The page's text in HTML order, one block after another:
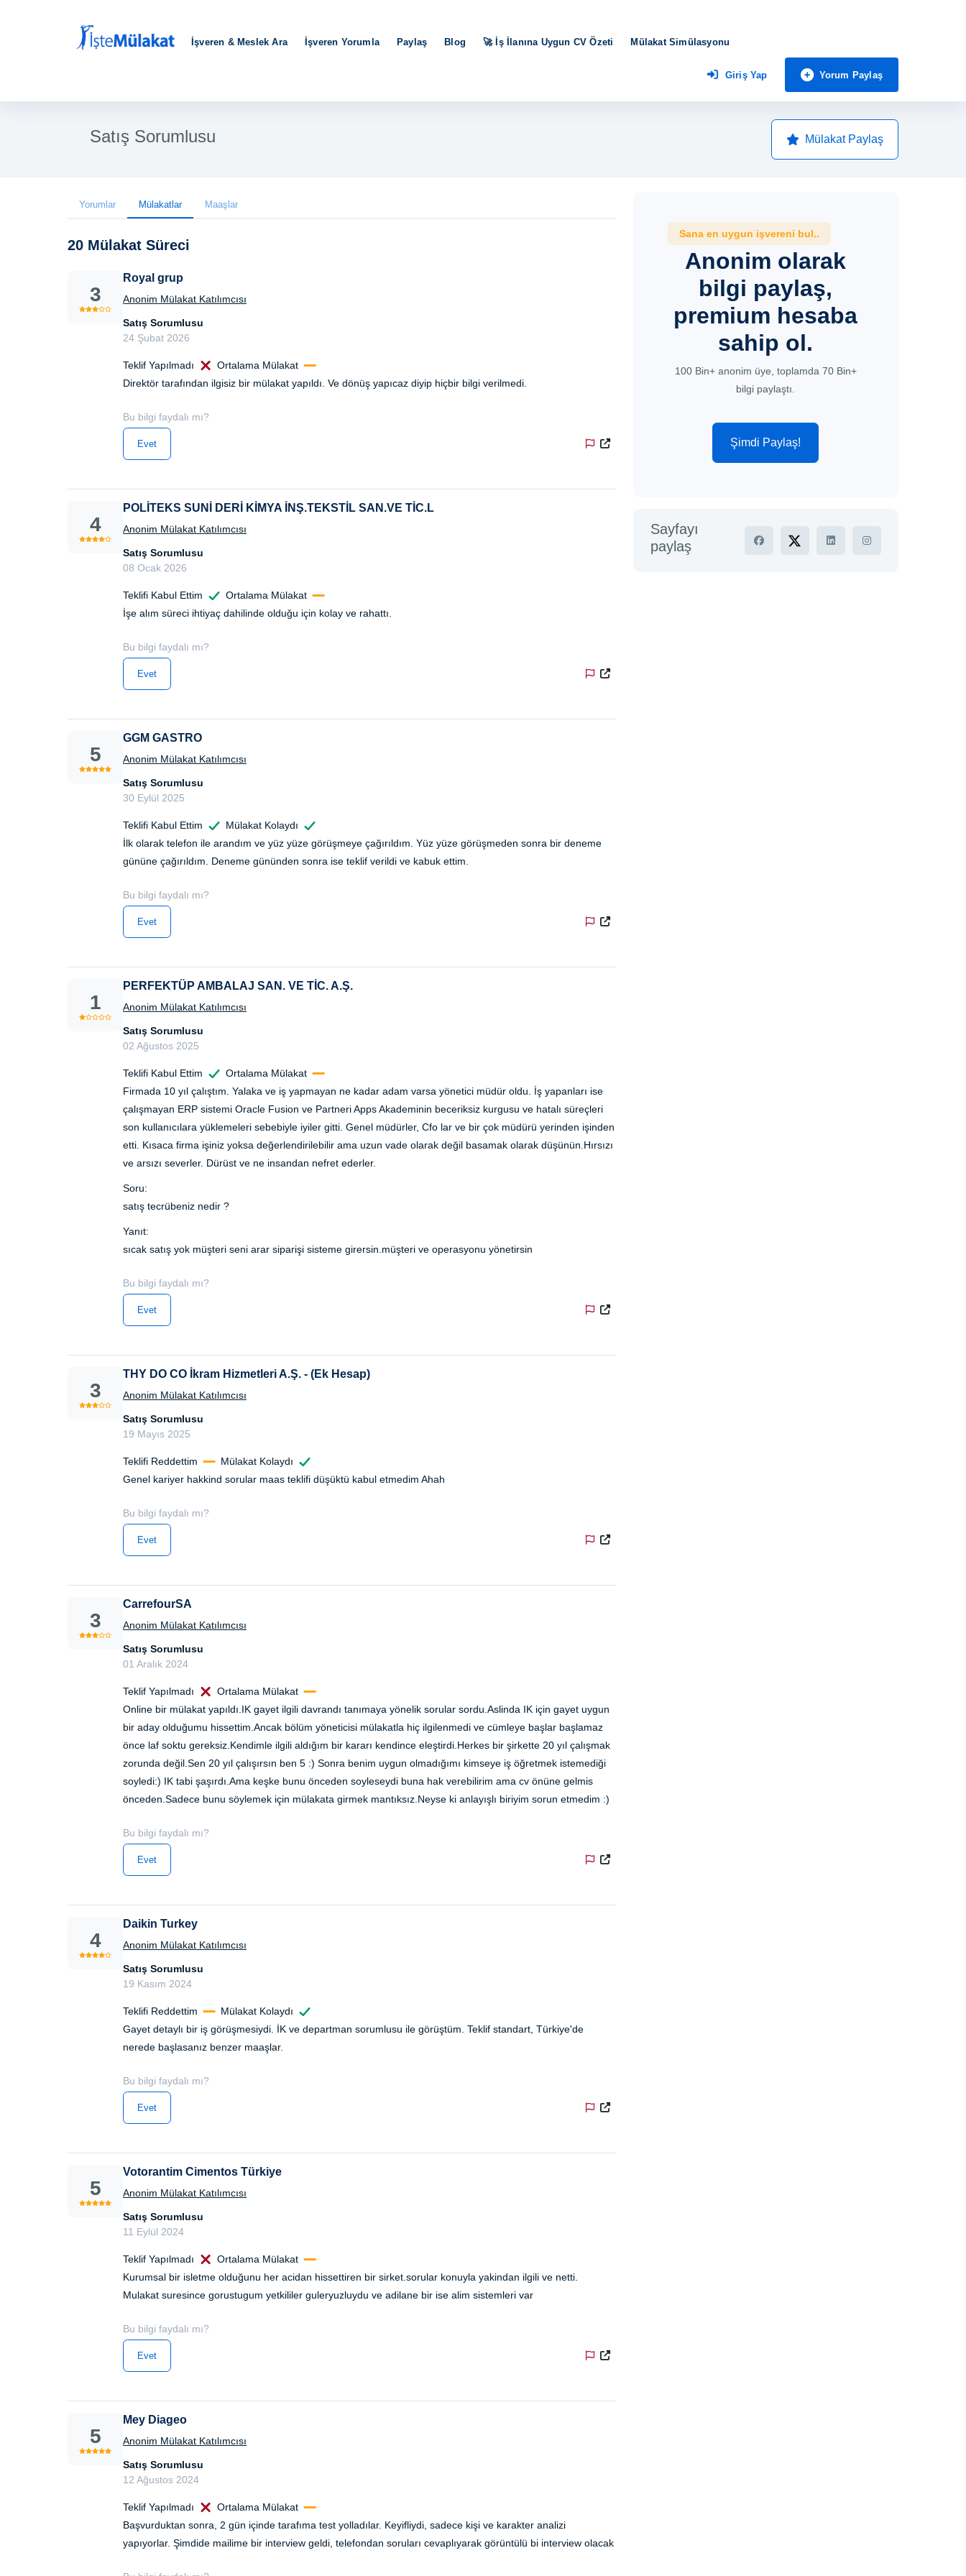
İşveren & Meslek Ara İşveren Yorumla Paylaş Blog 🚀 İş İlanına Uygun CV Özeti Mülakat Simülasyonu
Giriş Yap Yorum Paylaş
Satış Sorumlusu Mülakat Paylaş
Yorumlar Mülakatlar Maaşlar
20 Mülakat Süreci
3
Royal grup
Anonim Mülakat Katılımcısı
Satış Sorumlusu
24 Şubat 2026
Teklif Yapılmadı
Ortalama Mülakat
Direktör tarafından ilgisiz bir mülakat yapıldı. Ve dönüş yapıcaz diyip hiçbir bilgi verilmedi.
Bu bilgi faydalı mı?
Evet
4
POLİTEKS SUNİ DERİ KİMYA İNŞ.TEKSTİL SAN.VE TİC.L
Anonim Mülakat Katılımcısı
Satış Sorumlusu
08 Ocak 2026
Teklifi Kabul Ettim
Ortalama Mülakat
İşe alım süreci ihtiyaç dahilinde olduğu için kolay ve rahattı.
Bu bilgi faydalı mı?
Evet
5
GGM GASTRO
Anonim Mülakat Katılımcısı
Satış Sorumlusu
30 Eylül 2025
Teklifi Kabul Ettim
Mülakat Kolaydı
İlk olarak telefon ile arandım ve yüz yüze görüşmeye çağırıldım. Yüz yüze görüşmeden sonra bir deneme
gününe çağırıldım. Deneme gününden sonra ise teklif verildi ve kabuk ettim.
Bu bilgi faydalı mı?
Evet
1
PERFEKTÜP AMBALAJ SAN. VE TİC. A.Ş.
Anonim Mülakat Katılımcısı
Satış Sorumlusu
02 Ağustos 2025
Teklifi Kabul Ettim
Ortalama Mülakat
Firmada 10 yıl çalıştım. Yalaka ve iş yapmayan ne kadar adam varsa yönetici müdür oldu. İş yapanları ise
çalışmayan ERP sistemi Oracle Fusion ve Partneri Apps Akademinin beceriksiz kurgusu ve hatalı süreçleri
son kullanıcılara yüklemeleri sebebiyle iyiler gitti. Genel müdürler, Cfo lar ve bir çok müdürü yerinden işinden
etti. Kısaca firma işiniz yoksa değerlendirilebilir ama uzun vade olarak değil basamak olarak düşünün.Hırsızı
ve arsızı severler. Dürüst ve ne insandan nefret ederler.
Soru:
satış tecrübeniz nedir ?
Yanıt:
sıcak satış yok müşteri seni arar siparişi sisteme girersin.müşteri ve operasyonu yönetirsin
Bu bilgi faydalı mı?
Evet
3
THY DO CO İkram Hizmetleri A.Ş. - (Ek Hesap)
Anonim Mülakat Katılımcısı
Satış Sorumlusu
19 Mayıs 2025
Teklifi Reddettim
Mülakat Kolaydı
Genel kariyer hakkind sorular maas teklifi düşüktü kabul etmedim Ahah
Bu bilgi faydalı mı?
Evet
3
CarrefourSA
Anonim Mülakat Katılımcısı
Satış Sorumlusu
01 Aralık 2024
Teklif Yapılmadı
Ortalama Mülakat
Online bir mülakat yapıldı.IK gayet ilgili davrandı tanımaya yönelik sorular sordu.Aslinda IK için gayet uygun
bir aday olduğumu hissettim.Ancak bölüm yöneticisi mülakatla hiç ilgilenmedi ve cümleye başlar başlamaz
önce laf soktu gereksiz.Kendimle ilgili aldığım bir kararı kendince eleştirdi.Herkes bir şirkette 20 yıl çalışmak
zorunda değil.Sen 20 yıl çalışırsın ben 5 :) Sonra benim uygun olmadığımı kimseye iş öğretmek istemediği
soyledi:) IK tabi şaşırdı.Ama keşke bunu önceden soyleseydi buna hak verebilirim ama cv önüne gelmis
önceden.Sadece bunu söylemek için mülakata girmek mantıksız.Neyse ki anlayışlı biriyim sorun etmedim :)
Bu bilgi faydalı mı?
Evet
4
Daikin Turkey
Anonim Mülakat Katılımcısı
Satış Sorumlusu
19 Kasım 2024
Teklifi Reddettim
Mülakat Kolaydı
Gayet detaylı bir iş görüşmesiydi. İK ve departman sorumlusu ile görüştüm. Teklif standart, Türkiye'de
nerede başlasanız benzer maaşlar.
Bu bilgi faydalı mı?
Evet
5
Votorantim Cimentos Türkiye
Anonim Mülakat Katılımcısı
Satış Sorumlusu
11 Eylül 2024
Teklif Yapılmadı
Ortalama Mülakat
Kurumsal bir isletme olduğunu her acidan hissettiren bir sirket.sorular konuyla yakindan ilgili ve netti.
Mulakat suresince gorustugum yetkililer guleryuzluydu ve adilane bir ise alim sistemleri var
Bu bilgi faydalı mı?
Evet
5
Mey Diageo
Anonim Mülakat Katılımcısı
Satış Sorumlusu
12 Ağustos 2024
Teklif Yapılmadı
Ortalama Mülakat
Başvurduktan sonra, 2 gün içinde tarafıma test yolladılar. Keyifliydi, sadece kişi ve karakter analizi
yapıyorlar. Şimdide mailime bir interview geldi, telefondan soruları cevaplıyarak görüntülü bi interview olacak
Sana en uygun işvereni bul..
Anonim olarak
bilgi paylaş,
premium hesaba
sahip ol.
100 Bin+ anonim üye, toplamda 70 Bin+
bilgi paylaştı.
Şimdi Paylaş!
Sayfayı
paylaş